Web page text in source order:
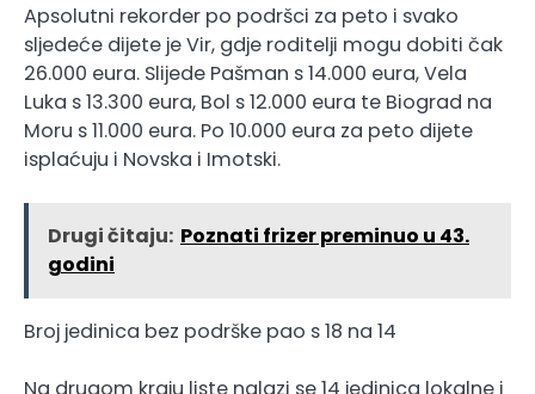
Apsolutni rekorder po podršci za peto i svako
sljedeće dijete je Vir, gdje roditelji mogu dobiti čak
26.000 eura. Slijede Pašman s 14.000 eura, Vela
Luka s 13.300 eura, Bol s 12.000 eura te Biograd na
Moru s 11.000 eura. Po 10.000 eura za peto dijete
isplaćuju i Novska i Imotski.
Drugi čitaju: Poznati frizer preminuo u 43.
godini
Broj jedinica bez podrške pao s 18 na 14